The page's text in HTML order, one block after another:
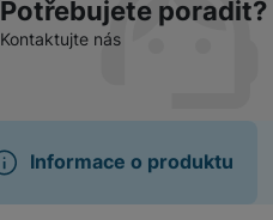
Potřebujete poradit?
Kontaktujte nás
Informace o produktu